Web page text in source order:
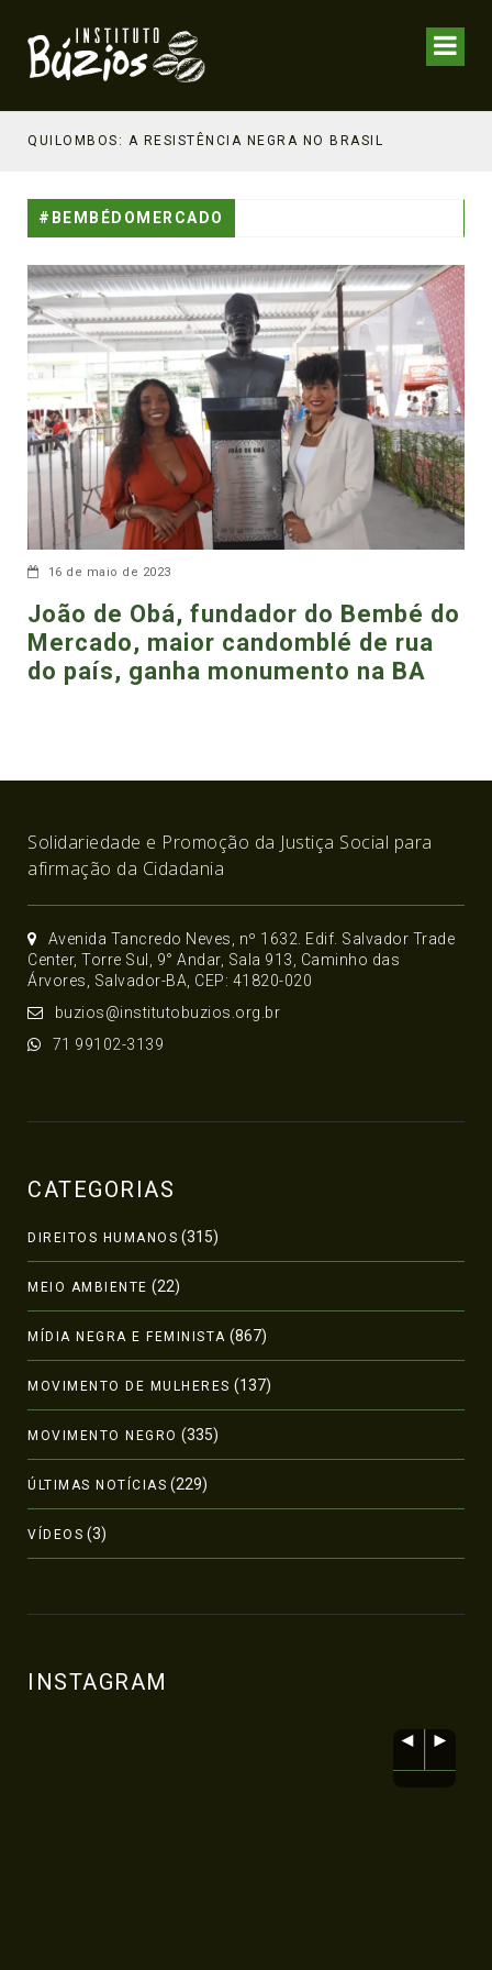
QUILOMBOS: A RESISTÊNCIA NEGRA NO BRASIL
#BEMBÉDOMERCADO
16 de maio de 2023
João de Obá, fundador do Bembé do
Mercado, maior candomblé de rua
do país, ganha monumento na BA
Solidariedade e Promoção da Justiça Social para
afirmação da Cidadania
Avenida Tancredo Neves, nº 1632. Edif. Salvador Trade
Center, Torre Sul, 9° Andar, Sala 913, Caminho das
Árvores, Salvador-BA, CEP: 41820-020
buzios@institutobuzios.org.br
71 99102-3139
CATEGORIAS
DIREITOS HUMANOS (315)
MEIO AMBIENTE (22)
MÍDIA NEGRA E FEMINISTA (867)
MOVIMENTO DE MULHERES (137)
MOVIMENTO NEGRO (335)
ÚLTIMAS NOTÍCIAS (229)
VÍDEOS (3)
INSTAGRAM